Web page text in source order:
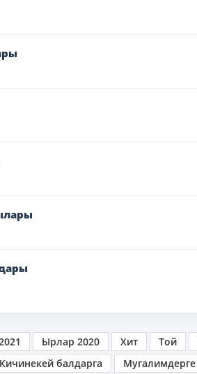
Ырлар 2020 Хит Той
Кичинекей балдарга Мугалимдерге